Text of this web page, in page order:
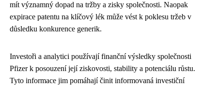
mít významný dopad na tržby a zisky společnosti. Naopak
expirace patentu na klíčový lék může vést k poklesu tržeb v
důsledku konkurence generik.
Investoři a analytici používají finanční výsledky společnosti
Pfizer k posouzení její ziskovosti, stability a potenciálu růstu.
Tyto informace jim pomáhají činit informovaná investiční